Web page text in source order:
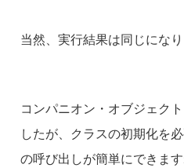
当然、実行結果は同じになり
コンパニオン・オブジェク
したが、クラスの初期化を
の呼び出しが簡単にできます